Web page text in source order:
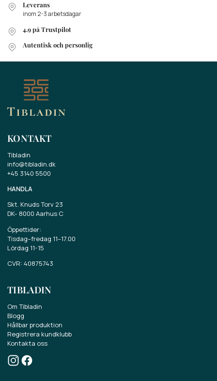
Leverans
inom 2-3 arbetsdagar
4.9 på Trustpilot
Autentisk och personlig
KONTAKT
Tibladin
info@tibladin.dk
+45 3140 5500
HANDLA
Skt. Knuds Torv 23
DK- 8000 Aarhus C
Öppettider:
Tisdag–fredag 11–17.00
Lördag 11-15
CVR: 40875743
TIBLADIN
Om Tibladin
Blogg
Hållbar produktion
Registrera kundklubb
Kontakta oss
Vinn ett presentkort på
775 SEK.
Delta i tävlingen om ett presentkort på 775
SEK .